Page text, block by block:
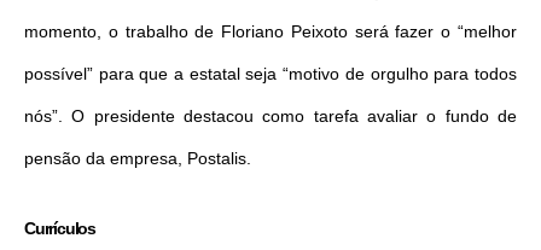
momento, o trabalho de Floriano Peixoto será fazer o “melhor
possível” para que a estatal seja “motivo de orgulho para todos
nós”. O presidente destacou como tarefa avaliar o fundo de
pensão da empresa, Postalis.
Currículos